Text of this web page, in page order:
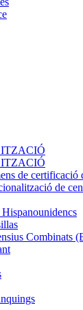
de certificació
de
Combinats